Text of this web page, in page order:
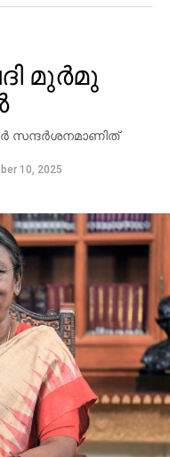
മുന്‍ഗണന
സര്‍ക്കാര്‍
മുർമു
സന്ദർശനമാണിത്
10, 2025